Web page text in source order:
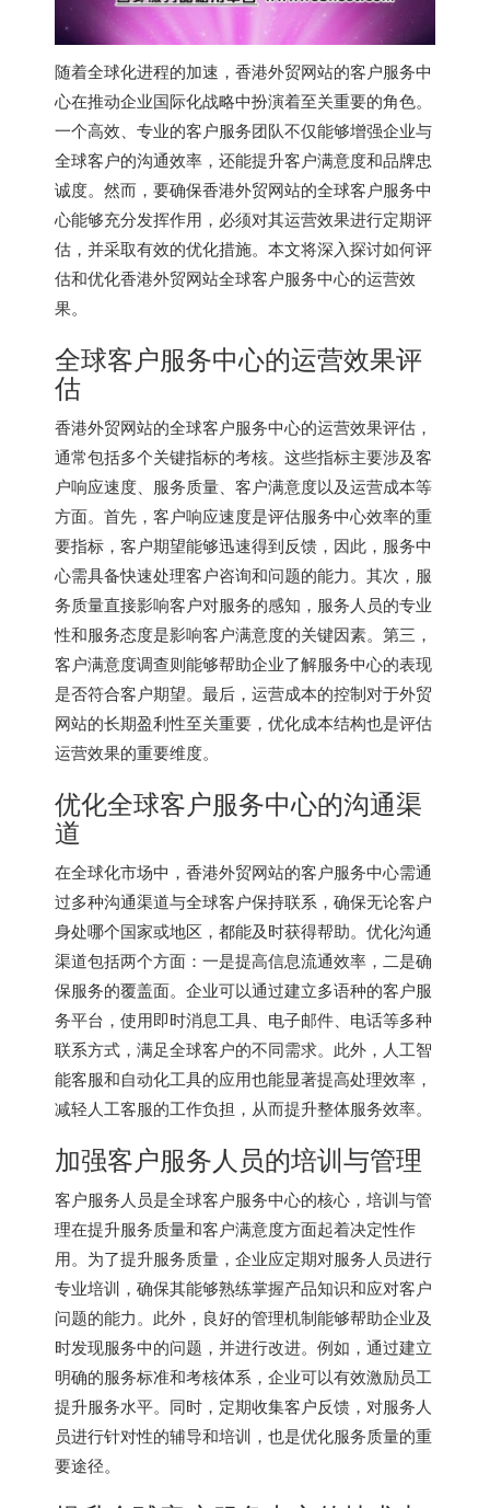
随着全球化进程的加速，香港外贸网站的客户服务中
心在推动企业国际化战略中扮演着至关重要的角色。
一个高效、专业的客户服务团队不仅能够增强企业与
全球客户的沟通效率，还能提升客户满意度和品牌忠
诚度。然而，要确保香港外贸网站的全球客户服务中
心能够充分发挥作用，必须对其运营效果进行定期评
估，并采取有效的优化措施。本文将深入探讨如何评
估和优化香港外贸网站全球客户服务中心的运营效
果。
全球客户服务中心的运营效果评
估
香港外贸网站的全球客户服务中心的运营效果评估，
通常包括多个关键指标的考核。这些指标主要涉及客
户响应速度、服务质量、客户满意度以及运营成本等
方面。首先，客户响应速度是评估服务中心效率的重
要指标，客户期望能够迅速得到反馈，因此，服务中
心需具备快速处理客户咨询和问题的能力。其次，服
务质量直接影响客户对服务的感知，服务人员的专业
性和服务态度是影响客户满意度的关键因素。第三，
客户满意度调查则能够帮助企业了解服务中心的表现
是否符合客户期望。最后，运营成本的控制对于外贸
网站的长期盈利性至关重要，优化成本结构也是评估
运营效果的重要维度。
优化全球客户服务中心的沟通渠
道
在全球化市场中，香港外贸网站的客户服务中心需通
过多种沟通渠道与全球客户保持联系，确保无论客户
身处哪个国家或地区，都能及时获得帮助。优化沟通
渠道包括两个方面：一是提高信息流通效率，二是确
保服务的覆盖面。企业可以通过建立多语种的客户服
务平台，使用即时消息工具、电子邮件、电话等多种
联系方式，满足全球客户的不同需求。此外，人工智
能客服和自动化工具的应用也能显著提高处理效率，
减轻人工客服的工作负担，从而提升整体服务效率。
加强客户服务人员的培训与管理
客户服务人员是全球客户服务中心的核心，培训与管
理在提升服务质量和客户满意度方面起着决定性作
用。为了提升服务质量，企业应定期对服务人员进行
专业培训，确保其能够熟练掌握产品知识和应对客户
问题的能力。此外，良好的管理机制能够帮助企业及
时发现服务中的问题，并进行改进。例如，通过建立
明确的服务标准和考核体系，企业可以有效激励员工
提升服务水平。同时，定期收集客户反馈，对服务人
员进行针对性的辅导和培训，也是优化服务质量的重
要途径。